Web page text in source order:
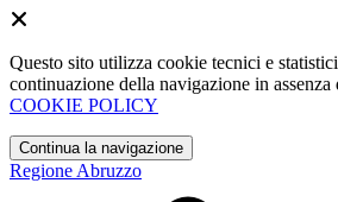
Questo sito utilizza cookie tecnici e
continuazione della navigazione in
COOKIE POLICY
Continua la navigazione
Regione Abruzzo